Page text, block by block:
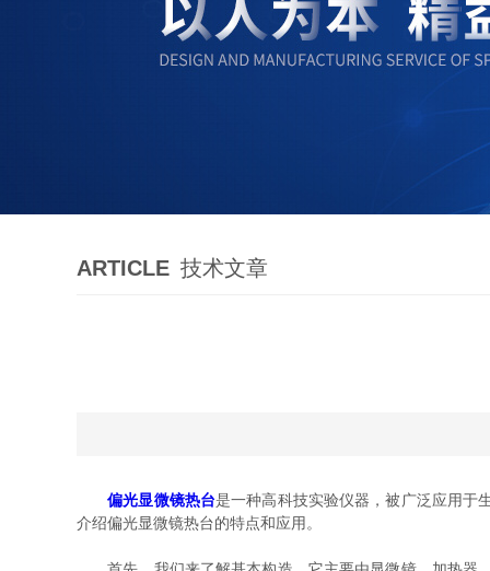
ARTICLE 技术文章
偏光显微镜热台是一种高科技实验仪器，被广泛应用于
介绍偏光显微镜热台的特点和应用。